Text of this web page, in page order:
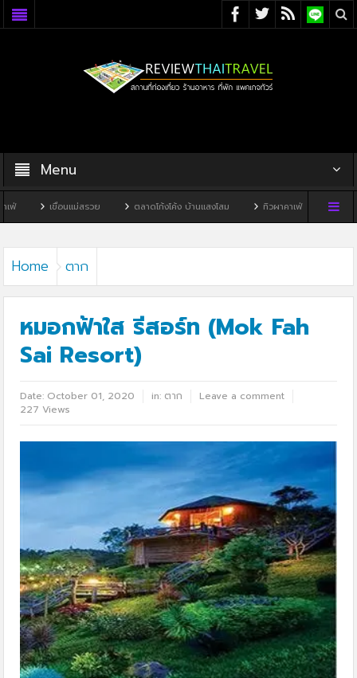
Menu
นแม่สรวย ตลาดโก้งโค้ง บ้านแสงโสม ทิวผาคาเฟ่ บ้านพิพิธภัณฑ์ไทดำ
Home ตาก
หมอกฟ้าใส รีสอร์ท (Mok Fah
Sai Resort)
Date: October 01, 2020 in: ตาก
Leave a comment
227 Views